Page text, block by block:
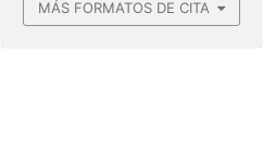
MÁS FORMATOS DE CITA